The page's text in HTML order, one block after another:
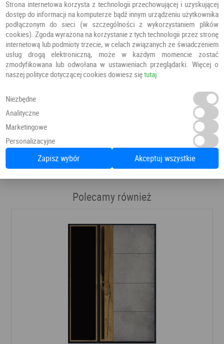
ościeżnica może być w wersji standard wykonana z
metalu, w wersji premium lub w wersji, gdzie tworzywem
jest płyta mdf;
potrójne zawiasy czopowe;
wizjer srebrny;
ościeżnica wraz z progiem odpornym na korozję;
wzmocnieniem skrzydła wykonanego z klejonki drzewa
iglastego jest specjalny ramiak;
Polecamy również
Strona internetowa korzysta z technologii przechowującej i uzyskującej
dostęp do informacji na komputerze bądź innym urządzeniu użytkownika
podłączonym do sieci (w szczególności z wykorzystaniem plików
cookies). Zgoda wyrażona na korzystanie z tych technologii przez stronę
internetową lub podmioty trzecie, w celach związanych ze świadczeniem
usług drogą elektroniczną, może w każdym momencie zostać
zmodyfikowana lub odwołana w ustawieniach przeglądarki. Więcej o
naszej polityce dotyczącej cookies dowiesz siętutaj
Niezbędne
Analityczne
Marketingowe
Personalizacyjne
Zapisz wybór Akceptuj wszystkie